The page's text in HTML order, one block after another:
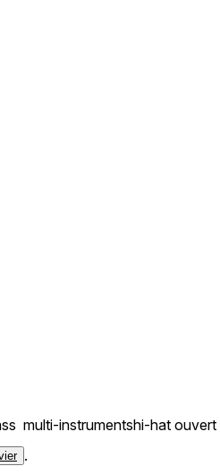
multi-instrumentshi-hat ouvert
.